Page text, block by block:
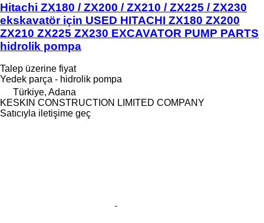
Hitachi ZX180 / ZX200 / ZX210 / ZX225 / ZX230
ekskavatör için USED HITACHI ZX180 ZX200
ZX210 ZX225 ZX230 EXCAVATOR PUMP PARTS
hidrolik pompa
Talep üzerine fiyat
Yedek parça - hidrolik pompa
Türkiye, Adana
KESKIN CONSTRUCTION LIMITED COMPANY
Satıcıyla iletişime geç